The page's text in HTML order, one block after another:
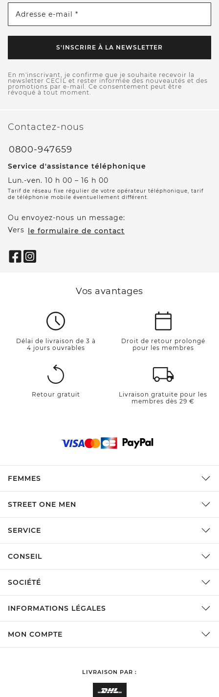
Adresse e-mail *
S'INSCRIRE À LA NEWSLETTER
En m'inscrivant, je confirme que je souhaite recevoir la
newsletter CECIL et rester informée des nouveautés et des
promotions par e-mail. Ce consentement peut être
révoqué à tout moment.
Contactez-nous
0800-947659
Service d'assistance téléphonique
Lun.-ven. 10 h 00 – 16 h 00
Tarif de réseau fixe régulier de votre opérateur téléphonique, tarif
de téléphonie mobile éventuellement différent.
Ou envoyez-nous un message:
Vers
le formulaire de contact
Vos avantages
Délai de livraison de 3 à
4 jours ouvrables
Droit de retour prolongé
pour les membres
Retour gratuit
Livraison gratuite pour les
membres dès 29 €
FEMMES
STREET ONE MEN
SERVICE
CONSEIL
SOCIÉTÉ
INFORMATIONS LÉGALES
MON COMPTE
LIVRAISON PAR :